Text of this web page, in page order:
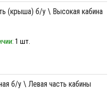
(крыша) б/у \ Высокая кабина
1 шт.
б/у \ Левая часть кабины